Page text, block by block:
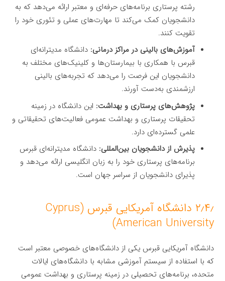
رشته پرستاری برنامه‌های حرفه‌ای و معتبر ارائه می‌دهد که به
دانشجویان کمک می‌کند تا مهارت‌های عملی و تئوری خود را
تقویت کنند.
آموزش‌های بالینی در مراکز درمانی: دانشگاه مدیترانه‌ای
قبرس با همکاری با بیمارستان‌ها و کلینیک‌های مختلف به
دانشجویان این فرصت را می‌دهد که تجربه‌های بالینی
ارزشمندی به‌دست آورند.
پژوهش‌های پرستاری و بهداشت: این دانشگاه در زمینه
تحقیقات پرستاری و بهداشت عمومی فعالیت‌های تحقیقاتی و
علمی گسترده‌ای دارد.
پذیرش از دانشجویان بین‌المللی: دانشگاه مدیترانه‌ای قبرس
برنامه‌های پرستاری خود را به زبان انگلیسی ارائه می‌دهد و
پذیرای دانشجویان از سراسر جهان است.
۲٫۴٫ دانشگاه آمریکایی قبرس (Cyprus
American University)
دانشگاه آمریکایی قبرس یکی از دانشگاه‌های خصوصی معتبر است
که با استفاده از سیستم آموزشی مشابه با دانشگاه‌های ایالات
متحده، برنامه‌های تحصیلی در زمینه پرستاری و بهداشت عمومی